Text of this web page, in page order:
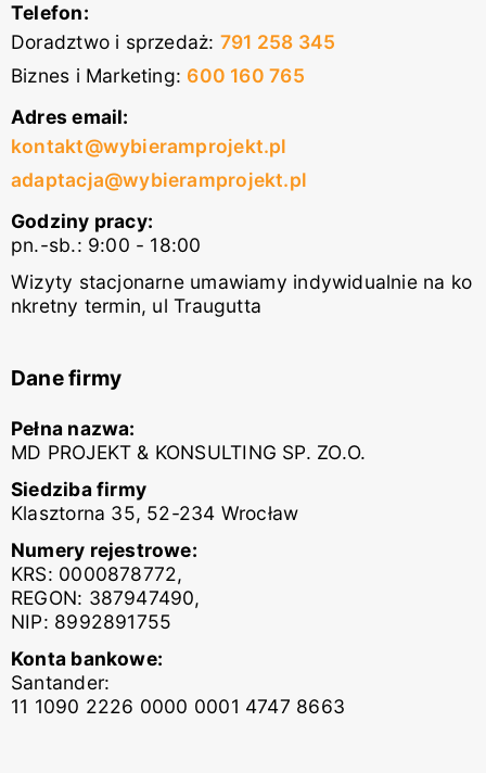
Telefon:
Doradztwo i sprzedaż: 791 258 345
Biznes i Marketing: 600 160 765
Adres email:
kontakt@wybieramprojekt.pl
adaptacja@wybieramprojekt.pl
Godziny pracy:
pn.-sb.: 9:00 - 18:00
Wizyty stacjonarne umawiamy indywidualnie na ko
nkretny termin, ul Traugutta
Dane firmy
Pełna nazwa:
MD PROJEKT & KONSULTING SP. ZO.O.
Siedziba firmy
Klasztorna 35, 52-234 Wrocław
Numery rejestrowe:
KRS: 0000878772,
REGON: 387947490,
NIP: 8992891755
Konta bankowe:
Santander:
11 1090 2226 0000 0001 4747 8663